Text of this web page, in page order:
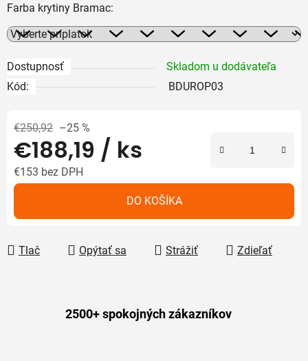
Farba krytiny Bramac:
Dostupnosť
Skladom u dodávateľa
Kód:
BDUROP03
€250,92 –25 %
€188,19 / ks
€153 bez DPH
DO KOŠÍKA
Tlač Opýtať sa Strážiť Zdieľať
2500+ spokojných zákazníkov